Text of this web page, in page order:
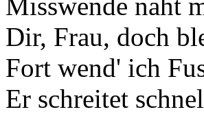
Dir, Frau, doch
Fort wend' ich
Er schreitet